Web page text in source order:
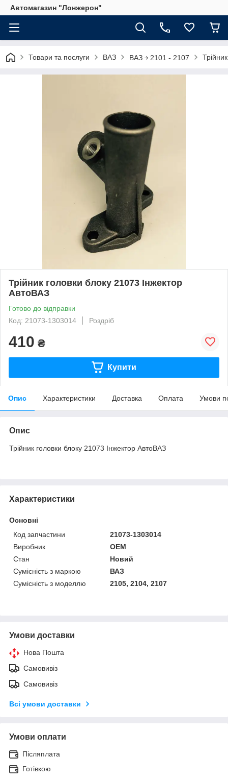
Автомагазин "Лонжерон"
Товари та послуги ВАЗ ВАЗ ￫ 2101 - 2107
Трійник головки блоку 21073 Інжектор
АвтоВАЗ
Готово до відправки
Код: 21073-1303014
Роздріб
410 ₴
Купити
Опис Характеристики Доставка Оплата Умови
Опис
Трійник головки блоку 21073 Інжектор АвтоВАЗ
Характеристики
Основні
Код запчастини
21073-1303014
Виробник
OEM
Стан
Новий
Сумісність з маркою
ВАЗ
Сумісність з моделлю
2105, 2104, 2107
Умови доставки
Нова Пошта
Самовивіз
Самовивіз
Всі умови доставки
Умови оплати
Післяплата
Готівкою